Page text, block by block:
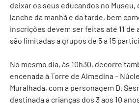
deixar os seus educandos no Museu,
lanche da manhã e da tarde, bem
inscrições devem ser feitas até 11 de
são limitadas a grupos de 5 a 15
No mesmo dia, às 10h30, decorre
encenada à Torre de Almedina –
Muralhada, com a personagem D.
destinada a crianças dos 3 aos 10